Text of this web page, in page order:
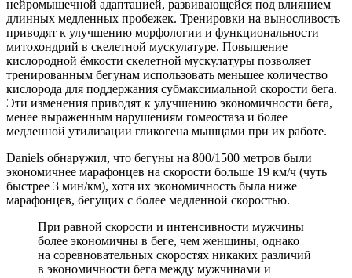
нейромышечной адаптацией, развивающейся под влиянием
длинных медленных пробежек. Тренировки на выносливость
приводят к улучшению морфологии и функциональности
митохондрий в скелетной мускулатуре. Повышение
кислородной ёмкости скелетной мускулатуры позволяет
тренированным бегунам использовать меньшее количество
кислорода для поддержания субмаксимальной скорости бега.
Эти изменения приводят к улучшению экономичности бега,
менее выраженным нарушениям гомеостаза и более
медленной утилизации гликогена мышцами при их работе.
Daniels обнаружил, что бегуны на 800/1500 метров были
экономичнее марафонцев на скорости больше 19 км/ч (чуть
быстрее 3 мин/км), хотя их экономичность была ниже
марафонцев, бегущих с более медленной скоростью.
При равной скорости и интенсивности мужчины
более экономичны в беге, чем женщины, однако
на соревновательных скоростях никаких различий
в экономичности бега между мужчинами и